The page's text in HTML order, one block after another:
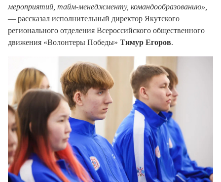
мероприятий, тайм-менеджменту, командообразованию»,
— рассказал исполнительный директор Якутского
регионального отделения Всероссийского общественного
движения «Волонтеры Победы» Тимур Егоров.